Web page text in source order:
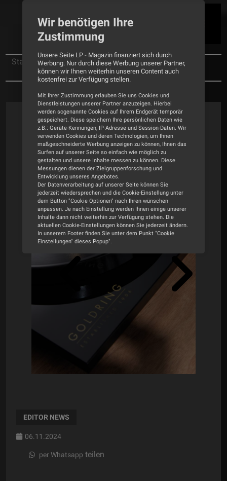
Startseite
News
Plug-and-Play-Plattenspieler von Goldring
EDITOR NEWS
06.11.2024
per Whatsapp teilen
Wir benötigen Ihre
Zustimmung
Unsere Seite LP - Magazin finanziert sich durch
Werbung. Nur durch diese Werbung unserer Partner,
können wir Ihnen weiterhin unseren Content auch
kostenfrei zur Verfügung stellen.
Mit Ihrer Zustimmung erlauben Sie uns Cookies und
Dienstleistungen unserer Partner anzuzeigen. Hierbei
werden sogenannte Cookies auf Ihrem Endgerät temporär
gespeichert. Diese speichern Ihre persönlichen Daten wie
z.B.: Geräte-Kennungen, IP-Adresse und Session-Daten. Wir
verwenden Cookies und deren Technologien, um Ihnen
maßgeschneiderte Werbung anzeigen zu können, Ihnen das
Surfen auf unserer Seite so einfach wie möglich zu
gestalten und unsere Inhalte messen zu können. Diese
Messungen dienen der Zielgruppenforschung und
Entwicklung unseres Angebotes.
Der Datenverarbeitung auf unserer Seite können Sie
jederzeit wiedersprechen und die Cookie-Einstellung unter
dem Button "Cookie Optionen" nach Ihren wünschen
anpassen. Je nach Einstellung werden Ihnen einige unserer
Inhalte dann nicht weiterhin zur Verfügung stehen. Die
aktuellen Cookie-Einstellungen können Sie jederzeit ändern.
In unserem Footer finden Sie unter dem Punkt "Cookie
Einstellungen" dieses Popup".
Alle Cookies akzeptieren
Datenschutz